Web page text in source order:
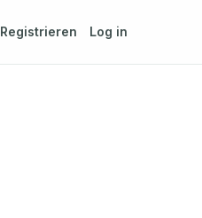
Registrieren Log in